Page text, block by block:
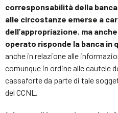
corresponsabilità della
alle circostanze emerse a
dell’appropriazione, ma
operato risponde la banca in
anche in relazione alle
comunque in ordine alle cautele
cassaforte da parte di tale
del CCNL.